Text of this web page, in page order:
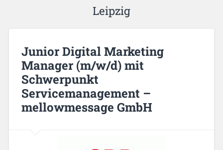
Leipzig
Junior Digital Marketing
Manager (m/w/d) mit
Schwerpunkt
Servicemanagement –
mellowmessage GmbH